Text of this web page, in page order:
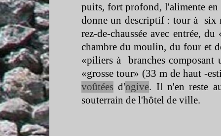
puits, fort profond, l'alimente
donne un descriptif : tour à six
rez-de-chaussée avec entrée,
chambre du moulin, du four et
«piliers à branches composant
«grosse tour» (33 m de haut -
voûtées d'ogive. Il n'en reste
souterrain de l'hôtel de ville.